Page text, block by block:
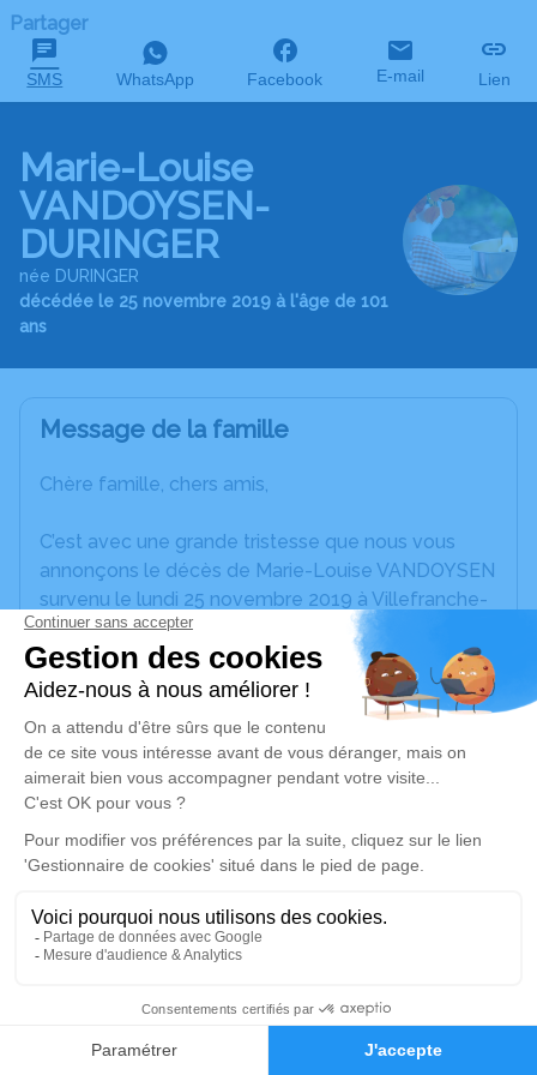
Faire-part Hommages
Partager
SMS WhatsApp Facebook E-mail Lien
Marie-Louise
VANDOYSEN-
DURINGER
née DURINGER
décédée le 25 novembre 2019 à l'âge de 101
ans
Message de la famille
Chère famille, chers amis,
C’est avec une grande tristesse que nous vous
annonçons le décès de Marie-Louise VANDOYSEN
survenu le lundi 25 novembre 2019 à Villefranche-
de-Lauragais.
Nous vous invitons à utiliser cet espace pour
laisser vos condoléances, partager des photos
souvenirs, une anecdote ou exprimer vos pensées
à travers des poèmes ou des textes. Cet endroit
est un lieu d'expression dédié à honorer la
mémoire de Marie-Louise VANDOYSEN.
disponible ici
Crémation